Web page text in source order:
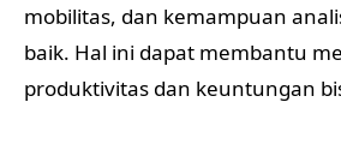
mobilitas, dan kemampuan
baik. Hal ini dapat membantu
produktivitas dan keuntungan